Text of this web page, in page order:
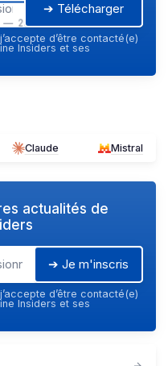
— 2026
➔ Télécharger
d’être contacté(e)
Insiders et ses
Claude Mistral
actualités de
➔ Je m'inscris
d’être contacté(e)
Insiders et ses